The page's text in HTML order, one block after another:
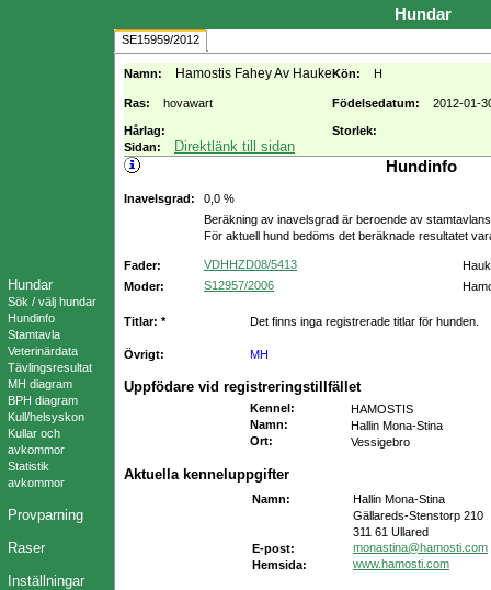
Hundar
Sök / välj hundar
Hundinfo
Stamtavla
Veterinärdata
Tävlingsresultat
MH diagram
BPH diagram
Kull/helsyskon
Kullar och
avkommor
Statistik
avkommor
Provparning
Raser
Inställningar
Hundar
SE15959/2012
Namn: Hamostis Fahey Av HaukeKön: H
Ras: hovawart Födelsedatum: 2012-01-
Hårlag:
Storlek:
Sidan:
Direktlänk till sidan
Hundinfo
Inavelsgrad:
0,0 %
Beräkning av inavelsgrad är beroende av
För aktuell hund bedöms det beräknade resultatet
Fader: VDHHZD08/5413
Moder:
S12957/2006
Titlar: * Det finns inga registrerade titlar för hunden.
Övrigt: MH
Uppfödare vid registreringstillfället
Kennel :
HAMOSTIS
Namn:
Hallin Mona-Stina
Ort: Vessigebro
Aktuella kenneluppgifter
Namn:
Hallin Mona-Stina
Gällareds-Stenstorp 210
311 61 Ullared
E-post:
monastina@hamosti.com
Hemsida:
www.hamosti.com